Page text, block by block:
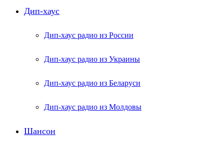
Дип-хаус
Дип-хаус радио из России
Дип-хаус радио из Украины
Дип-хаус радио из Беларуси
Дип-хаус радио из Молдовы
Шансон